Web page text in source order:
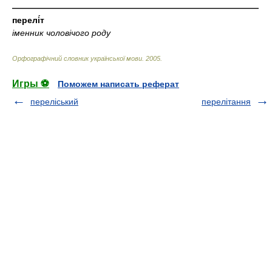
—————————————————————————————
перелі́т
іменник чоловічого роду
Орфографічний словник української мови 2005
Игры ⚽
Поможем написать реферат
переліський
перелітання